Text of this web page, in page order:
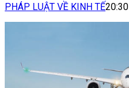
PHÁP LUẬT VỀ KINH TẾ20:30